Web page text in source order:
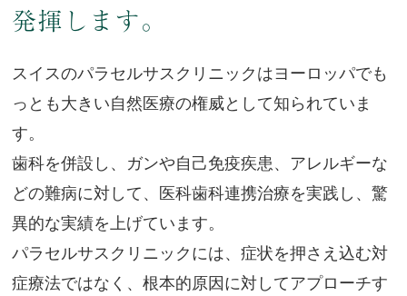
発揮します。
スイスのパラセルサスクリニックはヨーロッパでも
っとも大きい自然医療の権威として知られていま
す。
歯科を併設し、ガンや自己免疫疾患、アレルギーな
どの難病に対して、医科歯科連携治療を実践し、驚
異的な実績を上げています。
パラセルサスクリニックには、症状を押さえ込む対
症療法ではなく、根本的原因に対してアプローチす